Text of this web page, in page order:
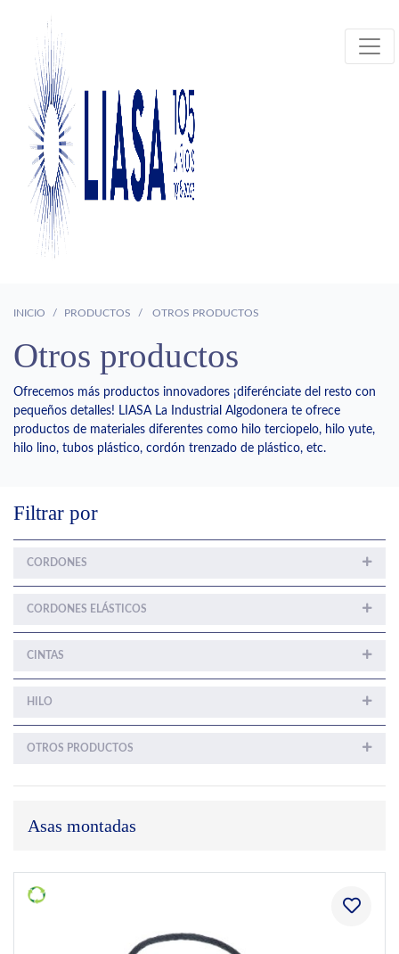
INICIO PRODUCTOS OTROS PRODUCTOS
Otros productos
Ofrecemos más productos innovadores ¡diferénciate del resto con
pequeños detalles! LIASA La Industrial Algodonera te ofrece
productos de materiales diferentes como hilo terciopelo, hilo yute,
hilo lino, tubos plástico, cordón trenzado de plástico, etc.
Filtrar por
CORDONES
CORDONES ELÁSTICOS
CINTAS
HILO
OTROS PRODUCTOS
Asas montadas